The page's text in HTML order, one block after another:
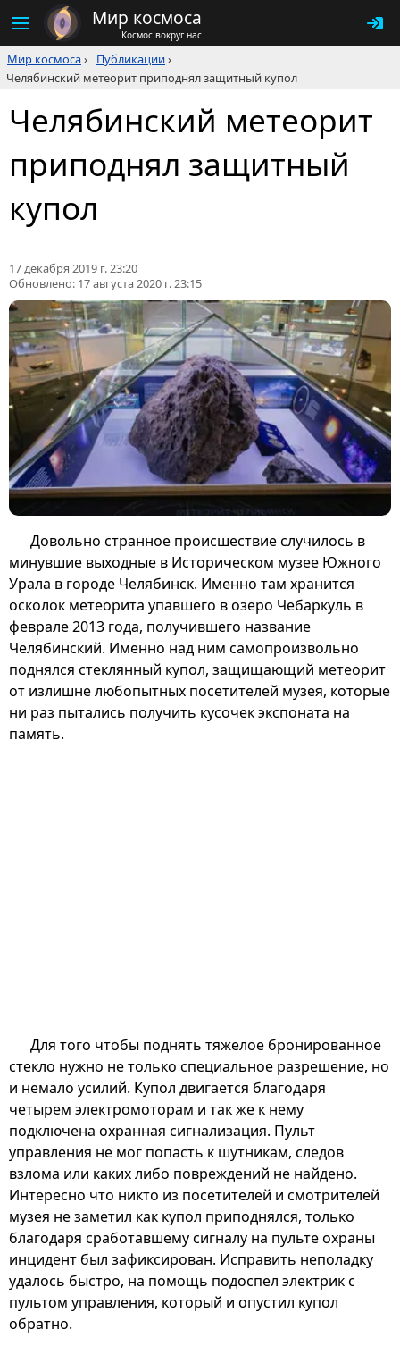
Мир космоса
Космос вокруг нас
Мир космоса› Публикации›
Челябинский метеорит приподнял защитный купол
Челябинский метеорит
приподнял защитный
купол
17 декабря 2019 г. 23:20
Обновлено: 17 августа 2020 г. 23:15
Довольно странное происшествие случилось в
минувшие выходные в Историческом музее Южного
Урала в городе Челябинск. Именно там хранится
осколок метеорита упавшего в озеро Чебаркуль в
феврале 2013 года, получившего название
Челябинский. Именно над ним самопроизвольно
поднялся стеклянный купол, защищающий метеорит
от излишне любопытных посетителей музея, которые
ни раз пытались получить кусочек экспоната на
память.
Для того чтобы поднять тяжелое бронированное
стекло нужно не только специальное разрешение, но
и немало усилий. Купол двигается благодаря
четырем электромоторам и так же к нему
подключена охранная сигнализация. Пульт
управления не мог попасть к шутникам, следов
взлома или каких либо повреждений не найдено.
Интересно что никто из посетителей и смотрителей
музея не заметил как купол приподнялся, только
благодаря сработавшему сигналу на пульте охраны
инцидент был зафиксирован. Исправить неполадку
удалось быстро, на помощь подоспел электрик с
пультом управления, который и опустил купол
обратно.